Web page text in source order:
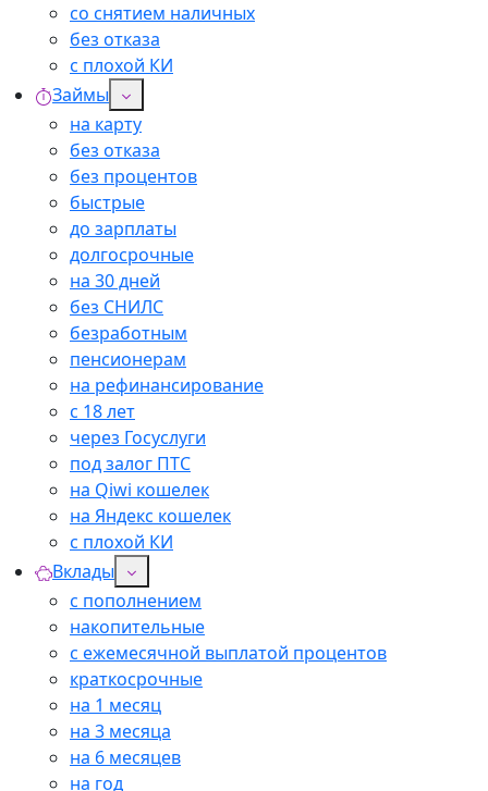
со снятием наличных
без отказа
с плохой КИ
Займы
на карту
без отказа
без процентов
быстрые
до зарплаты
долгосрочные
на 30 дней
без СНИЛС
безработным
пенсионерам
на рефинансирование
с 18 лет
через Госуслуги
под залог ПТС
на Qiwi кошелек
на Яндекс кошелек
с плохой КИ
Вклады
с пополнением
накопительные
с ежемесячной выплатой процентов
краткосрочные
на 1 месяц
на 3 месяца
на 6 месяцев
на год